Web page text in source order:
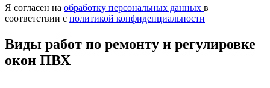
Я согласен на обработку персональных данных в
соответствии с политикой конфиденциальности
Виды работ по ремонту и регулировке
окон ПВХ